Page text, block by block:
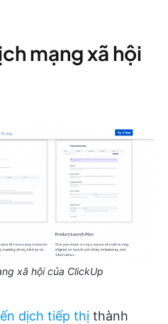
mạng xã hội
xã hội của ClickUp
dịch tiếp thị thành